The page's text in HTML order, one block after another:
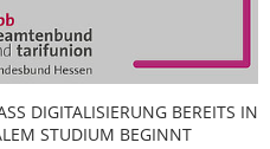
DIGITALISIERUNG BEREITS IN
STUDIUM BEGINNT